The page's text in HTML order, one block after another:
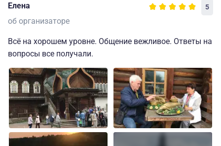
Елена 5
об организаторе
Всё на хорошем уровне. Общение вежливое. Ответы на
вопросы все получали.